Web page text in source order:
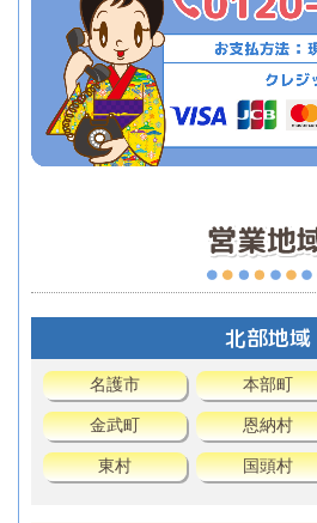
北部地域
名護市 本部町
金武町 恩納村
東村 国頭村